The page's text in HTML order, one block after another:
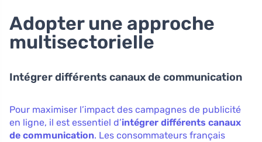
Adopter une approche
multisectorielle
Intégrer différents canaux de communication
Pour maximiser l’impact des campagnes de publicité
en ligne, il est essentiel d’intégrer différents canaux
de communication. Les consommateurs français